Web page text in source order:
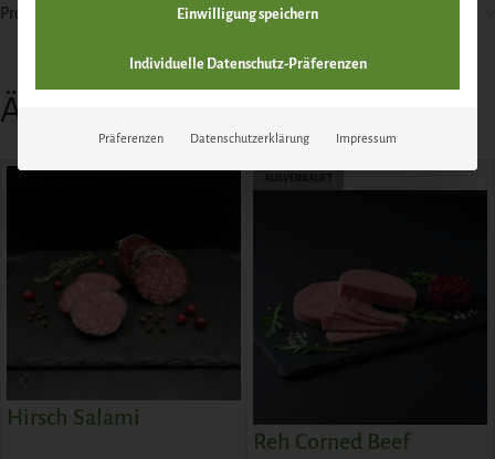
Produktsicherheit
Ähnliche Produkte
Hirsch Salami
Reh Corned Beef
Einwilligung speichern
Individuelle Datenschutz-Präferenzen
Präferenzen Datenschutzerklärung Impressum